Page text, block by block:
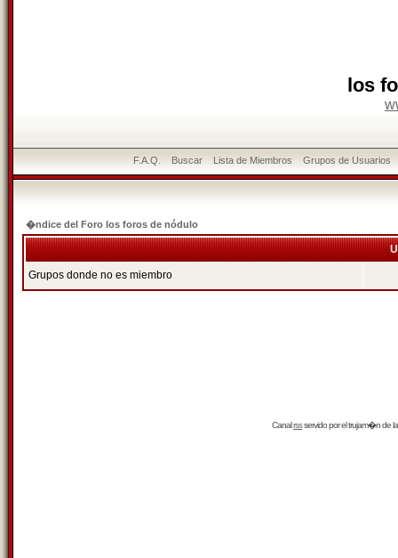
los
F.A.Q. Buscar Lista de Miembros Grupos de Usuarios
�ndice del Foro los foros de nódulo
Grupos donde no es miembro
Canalrssservido por eltrujam�nde